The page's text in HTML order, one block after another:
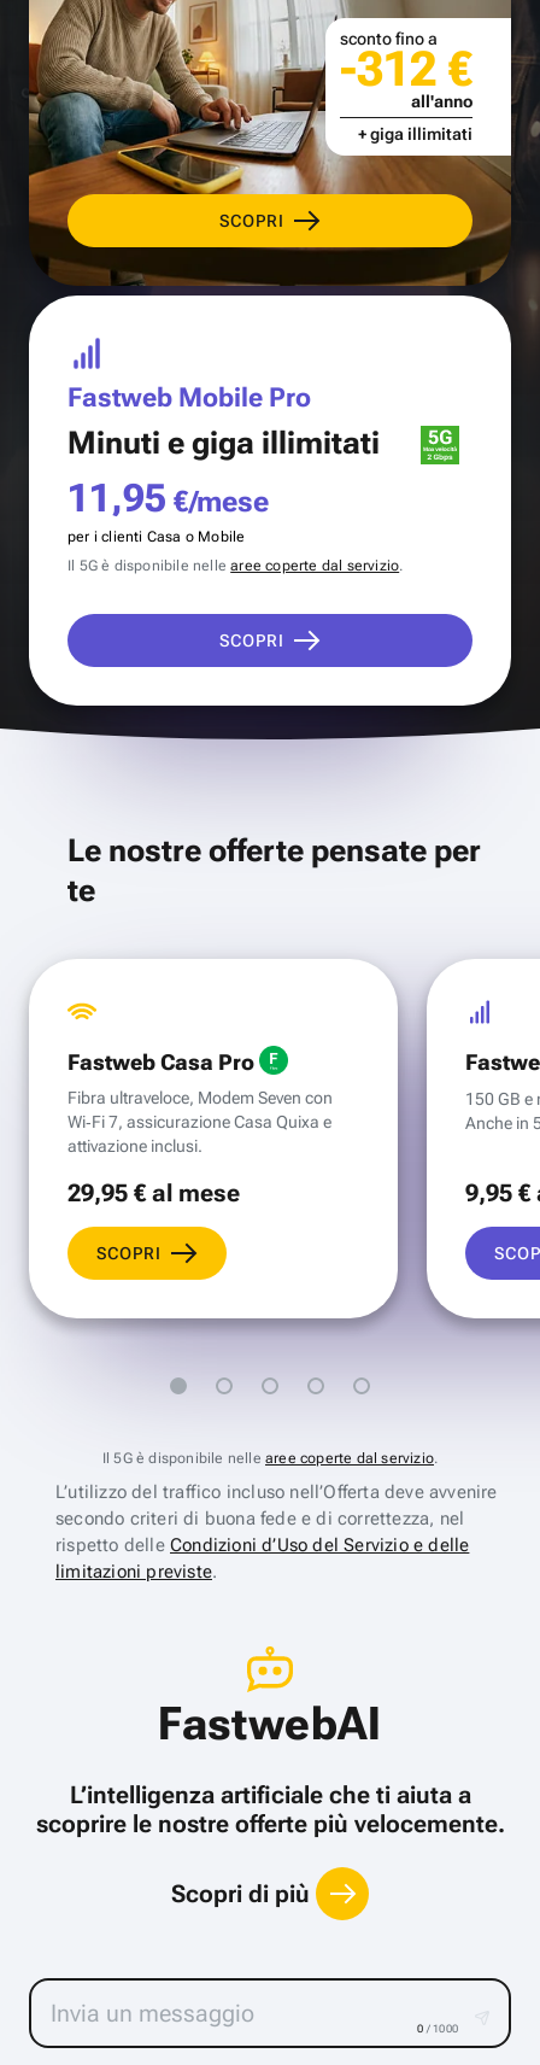
SCOPRI
sconto fino a
-312 €
all'anno
+ giga illimitati
Fastweb Mobile Pro
Minuti e giga illimitati
11,95 €/mese
per i clienti Casa o Mobile
Il 5G è disponibile nellearee coperte dal servizio.
SCOPRI
Le nostre offerte pensate per
te
Fastweb Casa Pro
Fibra ultraveloce, Modem Seven con
Wi‑Fi 7, assicurazione Casa Quixa e
attivazione inclusi.
29,95 €al mese
SCOPRI
150 GB e
Anche in
9,95 €
Il 5G è disponibile nelle aree coperte dal servizio.
L’utilizzo del traffico incluso nell’Offerta deve avvenire
secondo criteri di buona fede e di correttezza, nel
rispetto delle Condizioni d’Uso del Servizio e delle
limitazioni previste.
FastwebAI
L’intelligenza artificiale che ti aiuta a
scoprire le nostre offerte più velocemente.
Scopri di più
0 / 1000